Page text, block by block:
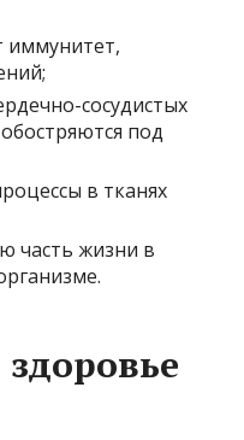
иммунитет,
сосудистых
под
в тканях
часть жизни в